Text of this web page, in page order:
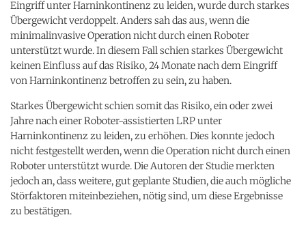
Eingriff unter Harninkontinenz zu leiden, wurde durch starkes
Übergewicht verdoppelt. Anders sah das aus, wenn die
minimalinvasive Operation nicht durch einen Roboter
unterstützt wurde. In diesem Fall schien starkes Übergewicht
keinen Einfluss auf das Risiko, 24 Monate nach dem Eingriff
von Harninkontinenz betroffen zu sein, zu haben.
Starkes Übergewicht schien somit das Risiko, ein oder zwei
Jahre nach einer Roboter-assistierten LRP unter
Harninkontinenz zu leiden, zu erhöhen. Dies konnte jedoch
nicht festgestellt werden, wenn die Operation nicht durch einen
Roboter unterstützt wurde. Die Autoren der Studie merkten
jedoch an, dass weitere, gut geplante Studien, die auch mögliche
Störfaktoren miteinbeziehen, nötig sind, um diese Ergebnisse
zu bestätigen.